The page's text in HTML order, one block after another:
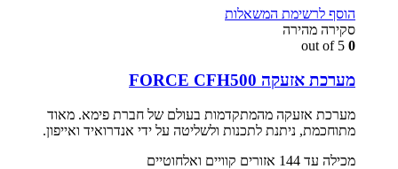
הוסף לרשימת המשאלות
סקירה מהירה
0
מערכת אזעקה FORCE CFH500
מערכת אזעקה מהמתקדמות בעולם של חברת פימא. מאוד
מתוחכמת, ניתנת לתכנות ולשליטה על ידי אנדרואיד ואייפון.
מכילה עד 144 אזורים קוויים ואלחוטיים